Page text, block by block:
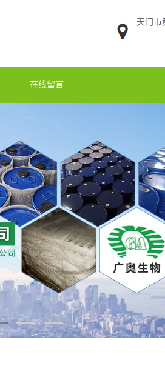
天门市
在线留言